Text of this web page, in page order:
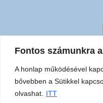
Fontos számunkra
A honlap működésével
bővebben a Sütikkel
olvashat.
ITT